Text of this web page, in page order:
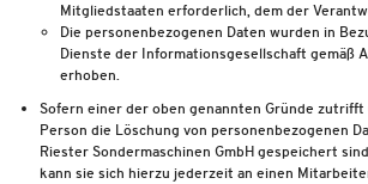
Mitgliedstaaten erforderlich, dem der
Die personenbezogenen Daten wurden in
Dienste der Informationsgesellschaft gemäß
erhoben.
Sofern einer der oben genannten Gründe
Person die Löschung von personenbezogenen
Riester Sondermaschinen GmbH gespeichert
kann sie sich hierzu jederzeit an einen